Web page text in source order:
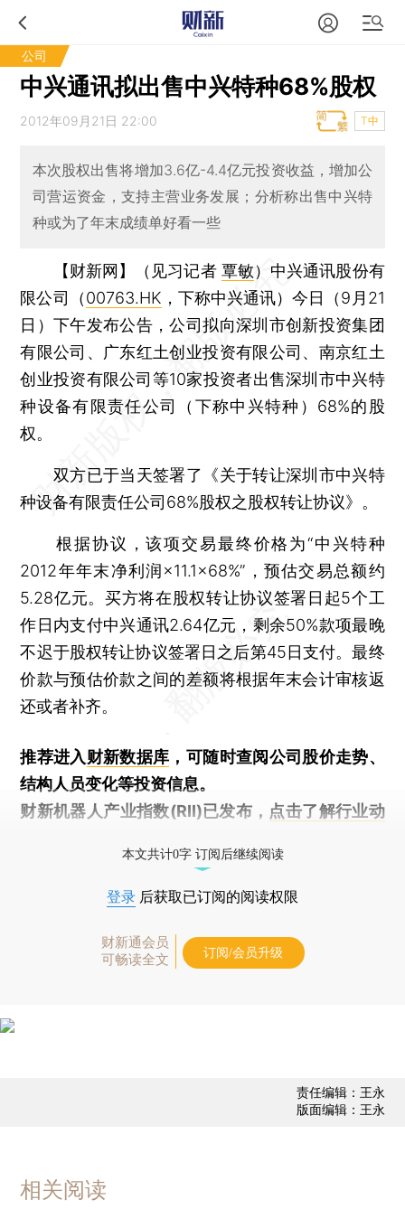
公司
中兴通讯拟出售中兴特种68%股权
2012年09月21日 22:00 T中
本次股权出售将增加3.6亿-4.4亿元投资收益，增加公
司营运资金，支持主营业务发展；分析称出售中兴特
种或为了年末成绩单好看一些
【财新网】（见习记者 覃敏） 中兴通讯股份有
限公司（00763.HK ，下称中兴通讯）今日（9月21
日）下午发布公告，公司拟向深圳市创新投资集团
有限公司、广东红土创业投资有限公司、南京红土
创业投资有限公司等10家投资者出售深圳市中兴特
种设备有限责任公司（下称中兴特种）68%的股
权。
双方已于当天签署了《关于转让深圳市中兴特
种设备有限责任公司68%股权之股权转让协议》。
根据协议，该项交易最终价格为“中兴特种
2012年年末净利润×11.1×68%”，预估交易总额约
5.28亿元。买方将在股权转让协议签署日起5个工
作日内支付中兴通讯2.64亿元，剩余50%款项最晚
不迟于股权转让协议签署日之后第45日支付。最终
价款与预估价款之间的差额将根据年末会计审核返
还或者补齐。
推荐进入财新数据库 ，可随时查阅公司股价走势、
结构人员变化等投资信息。
财新机器人产业指数(RII)已发布， 点击了解行业动
本文共计0字 订阅后继续阅读
登录 后获取已订阅的阅读权限
财新通会员
可畅读全文
订阅/会员升级
责任编辑：王永
版面编辑：王永
相关阅读